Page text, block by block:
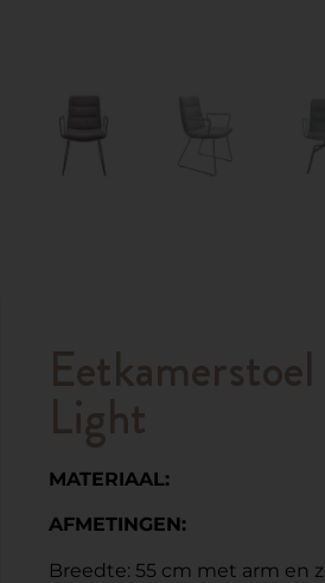
Light
MATERIAAL:
AFMETINGEN:
Breedte: 55 cm met arm en